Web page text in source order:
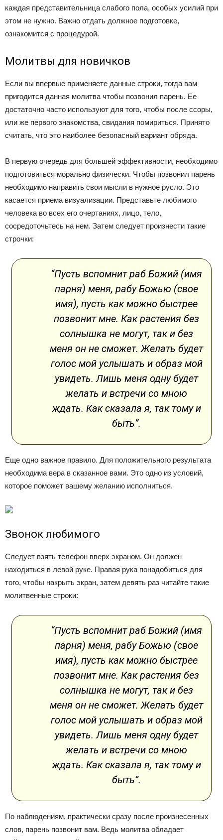
каждая представительница слабого пола, особых усилий при
этом не нужно. Важно отдать должное подготовке,
ознакомится с процедурой.
Молитвы для новичков
Если вы впервые применяете данные строки, тогда вам
пригодится данная молитва чтобы позвонил парень. Ее
достаточно часто используют для того, чтобы после ссоры,
или же первого знакомства, свидания помириться. Принято
считать, что это наиболее безопасный вариант обряда.
В первую очередь для большей эффективности, необходимо
подготовиться морально физически. Чтобы позвонил парень
необходимо направить свои мысли в нужное русло. Это
касается приема визуализации. Представьте любимого
человека во всех его очертаниях, лицо, тело,
сосредоточьтесь на нем. Затем следует произнести такие
строчки:
“Пусть вспомнит раб Божий (имя
парня) меня, рабу Божью (свое
имя), пусть как можно быстрее
позвонит мне. Как растения без
солнышка не могут, так и без
меня он не сможет. Желать будет
голос мой услышать и образ мой
увидеть. Лишь меня одну будет
желать и встречи со мною
ждать. Как сказала я, так тому и
быть”.
Еще одно важное правило. Для положительного результата
необходима вера в сказанное вами. Это одно из условий,
которое поможет вашему желанию исполниться.
Звонок любимого
Следует взять телефон вверх экраном. Он должен
находиться в левой руке. Правая рука понадобиться для
того, чтобы накрыть экран, затем девять раз читайте такие
молитвенные строки:
“Пусть вспомнит раб Божий (имя
парня) меня, рабу Божью (свое
имя), пусть как можно быстрее
позвонит мне. Как растения без
солнышка не могут, так и без
меня он не сможет. Желать будет
голос мой услышать и образ мой
увидеть. Лишь меня одну будет
желать и встречи со мною
ждать. Как сказала я, так тому и
быть”.
По наблюдениям, практически сразу после произнесенных
слов, парень позвонит вам. Ведь молитва обладает